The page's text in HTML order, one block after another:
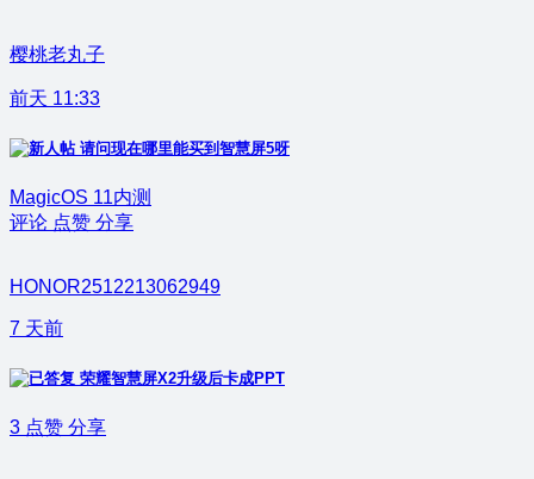
樱桃老丸子
前天 11:33
请问现在哪里能买到智慧屏5呀
MagicOS 11内测
评论 点赞 分享
HONOR2512213062949
7 天前
荣耀智慧屏X2升级后卡成PPT
3 点赞 分享